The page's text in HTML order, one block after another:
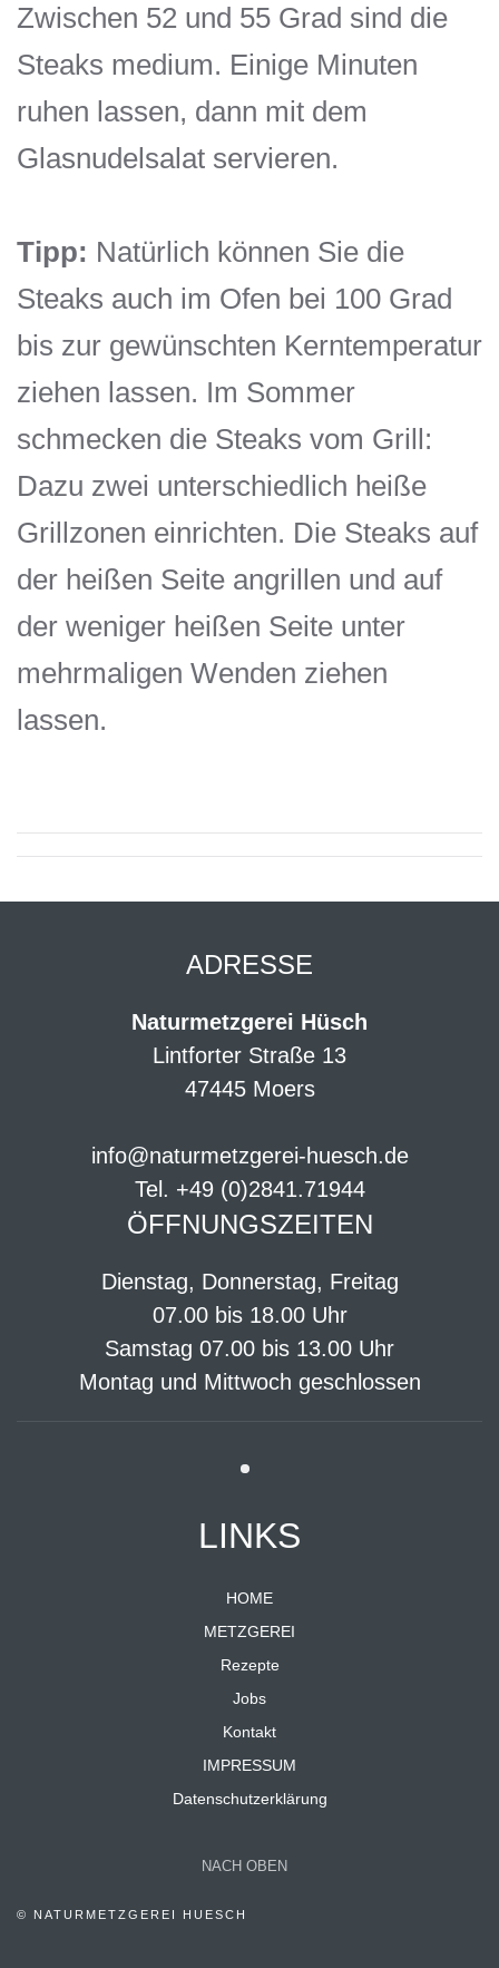
Zwischen 52 und 55 Grad sind die
Steaks medium. Einige Minuten
ruhen lassen, dann mit dem
Glasnudelsalat servieren.
Tipp: Natürlich können Sie die
Steaks auch im Ofen bei 100 Grad
bis zur gewünschten Kerntemperatur
ziehen lassen. Im Sommer
schmecken die Steaks vom Grill:
Dazu zwei unterschiedlich heiße
Grillzonen einrichten. Die Steaks auf
der heißen Seite angrillen und auf
der weniger heißen Seite unter
mehrmaligen Wenden ziehen
lassen.
ADRESSE
Naturmetzgerei Hüsch
Lintforter Straße 13
47445 Moers
info@naturmetzgerei-huesch.de
Tel. +49 (0)2841.71944
ÖFFNUNGSZEITEN
Dienstag, Donnerstag, Freitag
07.00 bis 18.00 Uhr
Samstag 07.00 bis 13.00 Uhr
Montag und Mittwoch geschlossen
LINKS
HOME
METZGEREI
Rezepte
Jobs
Kontakt
IMPRESSUM
Datenschutzerklärung
NACH OBEN
© NATURMETZGEREI HUESCH